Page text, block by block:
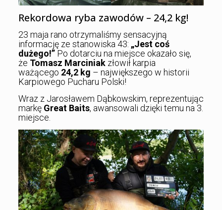
Rekordowa ryba zawodów – 24,2 kg!
23 maja rano otrzymaliśmy sensacyjną
informację ze stanowiska 43: „Jest coś
dużego!”Po dotarciu na miejsce okazało się,
że Tomasz Marciniakzłowił karpia
ważącego 24,2 kg – największego w historii
Karpiowego Pucharu Polski!
Wraz z Jarosławem Dąbkowskim, reprezentując
markę Great Baits, awansowali dzięki temu na 3.
miejsce.